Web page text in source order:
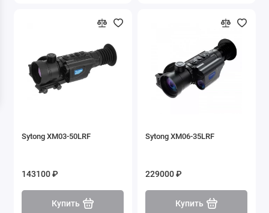
Sytong XM03-50LRF
143100 ₽
Купить
Sytong XM06-35LRF
229000 ₽
Купить